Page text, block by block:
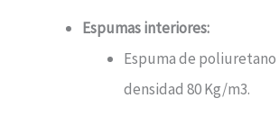
Espumas interiores:
Espuma de
densidad 80 Kg/m3.